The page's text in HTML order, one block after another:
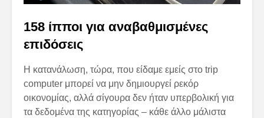
158 ίπποι για αναβαθμισμένες
επιδόσεις
Η κατανάλωση, τώρα, που είδαμε εμείς στο trip
computer μπορεί να μην δημιουργεί ρεκόρ
οικονομίας, αλλά σίγουρα δεν ήταν υπερβολική για
τα δεδομένα της κατηγορίας – κάθε άλλο μάλιστα